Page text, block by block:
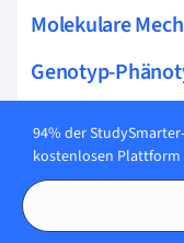
Molekulare
Genotyp-
Glykolyse
Proteinabbau
Biochemie der
94% der
kostenlosen Plattform